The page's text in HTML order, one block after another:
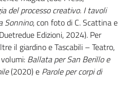
del processo creativo. I tavoli
Sonnino, con foto di C. Scattina e
Edizioni, 2024). Per
il giardino e Tascabili – Teatro,
Ballata per San Berillo e
(2020) e Parole per corpi di